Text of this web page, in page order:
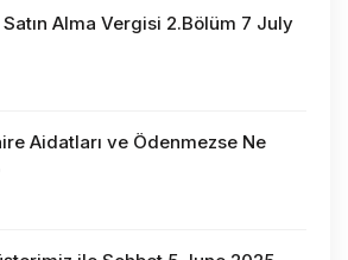
Alma Vergisi 2.Bölüm 7 July
Aidatları ve Ödenmezse Ne